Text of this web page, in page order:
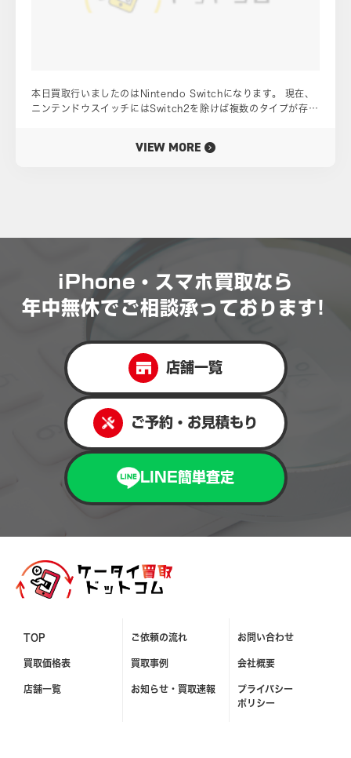
ことに変わりはありません。 修理後も安定してそのまま使える
派な手段です。 今回は動作が満足に行えないNintendo
Switch2でしたが、外装状態は良好であり画面にひび割れ、傷な
本日買取行いましたのはNintendo Switchになります。 現在、
ニンテンドウスイッチにはSwitch2を除けば複数のタイプが存在
初期に発売された旧型モデルとなります。 買取したのは本体の
っかりと固定されております。 その２枚を大きく変形させてし
まっているのでかなりの膨張具合です。 実際、スイッチドック
に繋ごうとすると少し引っ掛かりがでてしまい強めに押し込まな
いと収納できません。 今回、当店にて買取依頼をくださったお
客様はなんとスイッチ2の購入に成功されたそうです！ 羨まし
い・・・・！！ そういった事情からも修理ではなくジャンク品
たこともあり、既にSwitchは市場価格が落ち込み気味です。 こ
れからSwitch2の普及が広まれば買取価格はさらに下がります。
できるだけ早めに買取に出して少しでも高い金額を手に入れまし
バナーをクリック 公式LINEのバナーはこちらです！ 買取相談依
頼ぜひお願いします！ ジャンク品買取も当店まで！
VIEW MORE
iPhone・スマホ買取なら
年中無休で ご相談承っております!
店舗一覧
ご予約・お見積もり
LINE簡単査定
TOP
買取価格表
店舗一覧
ご依頼の流れ
買取事例
お知らせ・ 買取速報
お問い合わせ
会社概要
プライバシー
ポリシー